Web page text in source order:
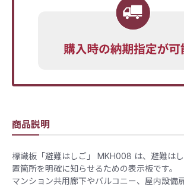
商品説明
標識板「避難はしご」 MKH008 は、避難は
置箇所を明確に知らせるための表示板です。
マンション共用廊下やバルコニー、屋内設備